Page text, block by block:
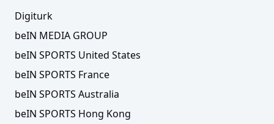
Digiturk
beIN MEDIA GROUP
beIN SPORTS United States
beIN SPORTS France
beIN SPORTS Australia
beIN SPORTS Hong Kong